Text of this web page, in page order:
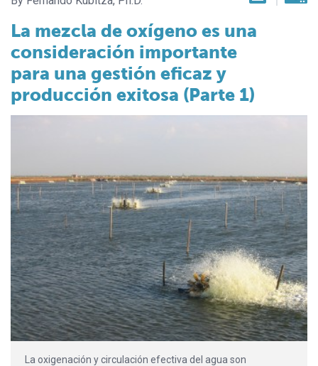
La mezcla de oxígeno es una
consideración importante
para una gestión eficaz y
producción exitosa (Parte 1)
La oxigenación y circulación efectiva del agua son